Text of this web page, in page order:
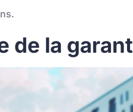
de la